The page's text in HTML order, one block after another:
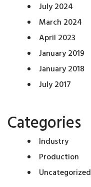
July 2024
March 2024
April 2023
January 2019
January 2018
July 2017
Categories
Industry
Production
Uncategorized